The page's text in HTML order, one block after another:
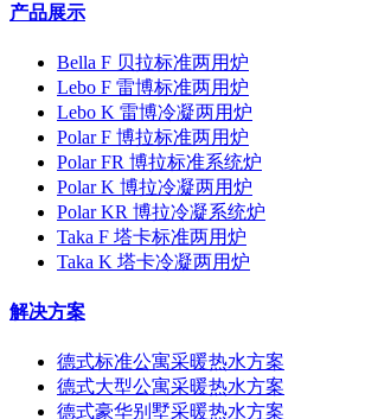
产品展示
Bella F 贝拉标准两用炉
Lebo F 雷博标准两用炉
Lebo K 雷博冷凝两用炉
Polar F 博拉标准两用炉
Polar FR 博拉标准系统炉
Polar K 博拉冷凝两用炉
Polar KR 博拉冷凝系统炉
Taka F 塔卡标准两用炉
Taka K 塔卡冷凝两用炉
解决方案
德式标准公寓采暖热水方案
德式大型公寓采暖热水方案
德式豪华别墅采暖热水方案